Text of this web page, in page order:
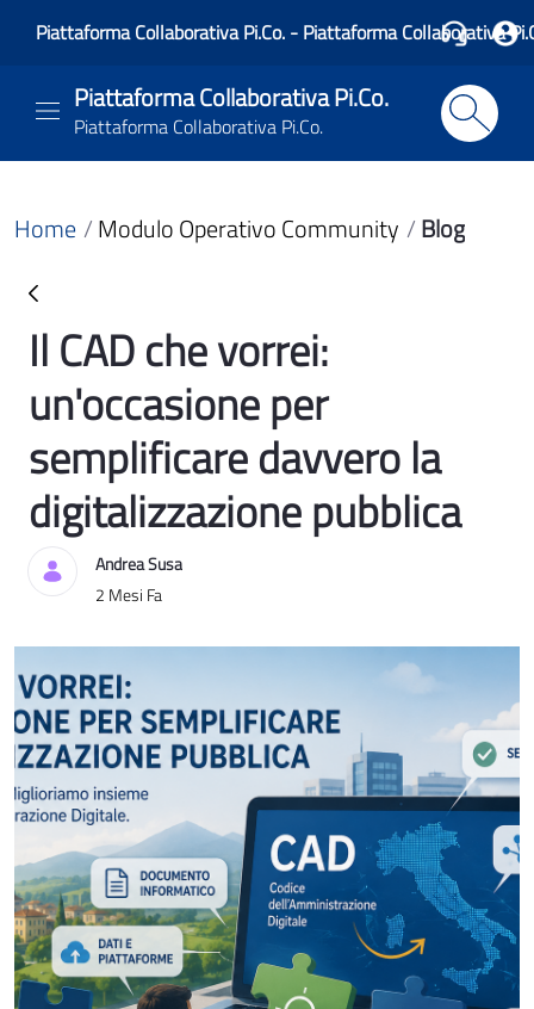
Piattaforma Collaborativa Pi.Co. - Piattaforma Collaborativa
Piattaforma Collaborativa Pi.Co.
Piattaforma Collaborativa Pi.Co.
Home Modulo Operativo Community Blog
BlogIl CAD che vorrei:
un'occasione per
semplificare davvero la
digitalizzazione pubblica
Andrea Susa
Data di Pubblicazione
2 Mesi Fa